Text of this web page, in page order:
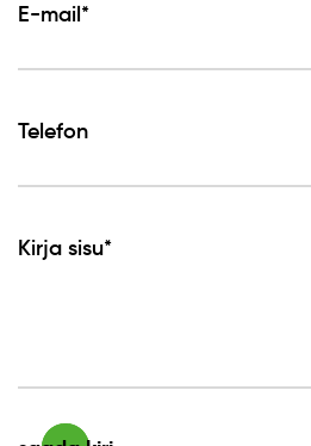
E-mail*
Telefon
Kirja sisu*